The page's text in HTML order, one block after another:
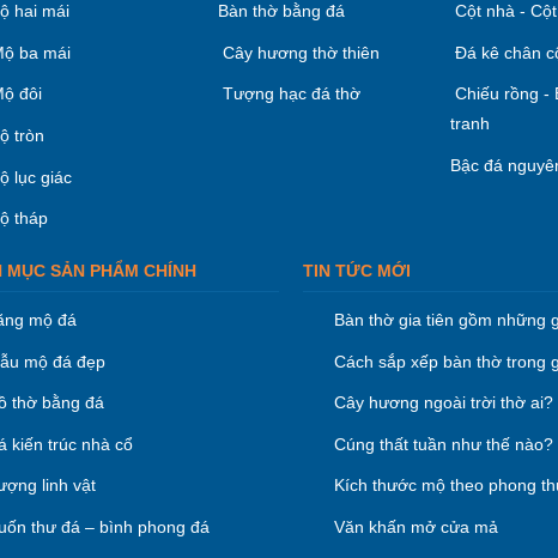
hai mái
ba mái
đôi
tròn
lục giác
tháp
Bàn thờ bằng đá
Cây hương thờ thiên
Tượng hạc đá thờ
Cột nhà -
Đá kê chân
Chiếu rồng -
tranh
Bậc đá
MỤC SẢN PHẨM CHÍNH
mộ đá
mộ đá đẹp
thờ bằng đá
kiến trúc nhà cổ
linh vật
thư đá – bình phong đá
TIN TỨC MỚI
Bàn thờ gia tiên gồm những
Cách sắp xếp bàn thờ trong
Cây hương ngoài trời thờ ai?
Cúng thất tuần như thế nào?
Kích thước mộ theo phong
Văn khấn mở cửa mả